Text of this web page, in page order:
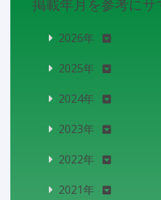
掲載年月を参考にサ
2026年
2025年
2024年
2023年
2022年
2021年